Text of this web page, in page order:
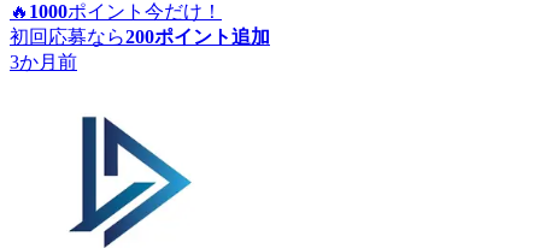
🔥 1000ポイント 今だけ！
初回応募なら200ポイント追加
3か月前